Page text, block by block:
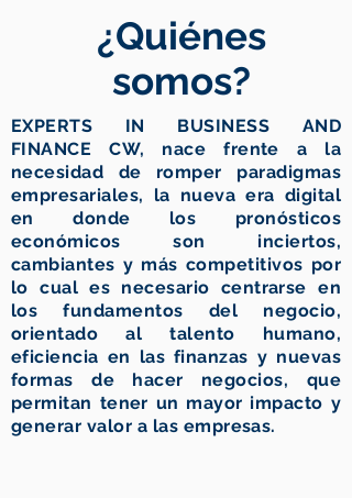
¿Quiénes
somos?
EXPERTS IN BUSINESS AND
FINANCE CW, nace frente a la
necesidad de romper paradigmas
empresariales, la nueva era digital
en donde los pronósticos
económicos son inciertos,
cambiantes y más competitivos por
lo cual es necesario centrarse en
los fundamentos del negocio,
orientado al talento humano,
eficiencia en las finanzas y nuevas
formas de hacer negocios, que
permitan tener un mayor impacto y
generar valor a las empresas.